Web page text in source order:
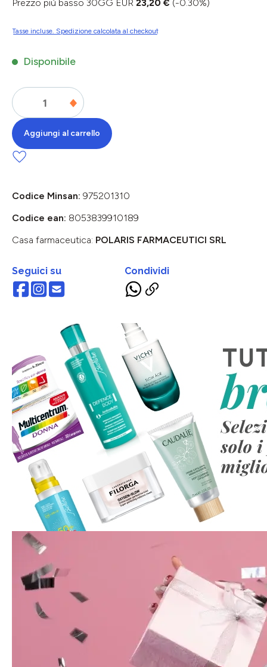
Prezzo più basso 30GG EUR 23,20 € (-0.30%)
Tasse incluse. Spedizione calcolata al checkout
Disponibile
Aggiungi al carrello
Codice Minsan: 975201310
Codice ean: 8053839910189
Casa farmaceutica: POLARIS FARMACEUTICI SRL
Seguici su Condividi